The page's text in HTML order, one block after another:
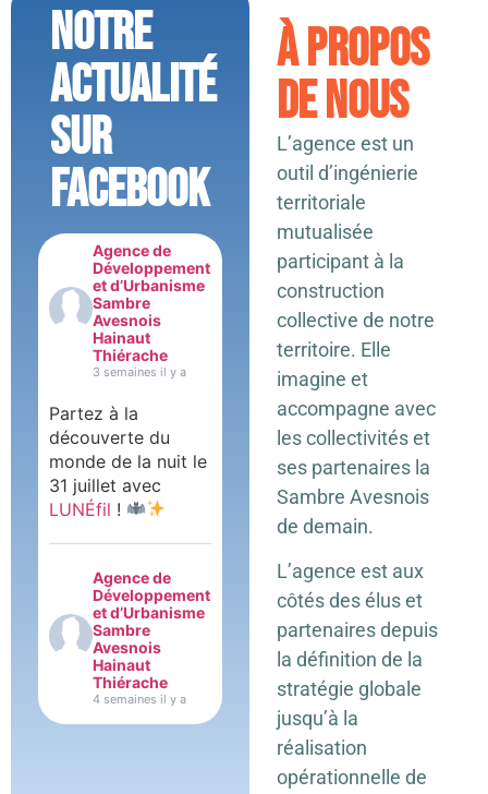
Notre
actualité
sur
Facebook
Agence de
Développement
et d’Urbanisme
Sambre
Avesnois
Hainaut
Thiérache
3 semaines il y a
Partez à la
découverte du
monde de la nuit le
31 juillet avec
LUNÉfil !
Agence de
Développement
et d’Urbanisme
Sambre
Avesnois
Hainaut
Thiérache
4 semaines il y a
À propos
de nous
L’agence est un
outil d’ingénierie
territoriale
mutualisée
participant à la
construction
collective de notre
territoire. Elle
imagine et
accompagne avec
les collectivités et
ses partenaires la
Sambre Avesnois
de demain.
L’agence est aux
côtés des élus et
partenaires depuis
la définition de la
stratégie globale
jusqu’à la
réalisation
opérationnelle de